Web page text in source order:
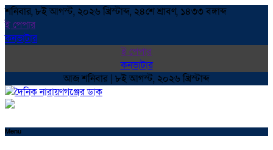
শনিবার, ৮ই আগস্ট, ২০২৬ খ্রিস্টাব্দ, ২৪শে শ্রাবণ, ১৪৩৩ বঙ্গাব্দ
ই পেপার
কনভাটার
ই পেপার
কনভাটার
আজ শনিবার | ৮ই আগস্ট, ২০২৬ খ্রিস্টাব্দ
Menu